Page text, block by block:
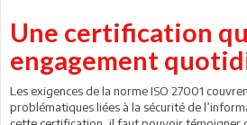
Une certification
engagement
Les exigences de la norme ISO 27001
problématiques liées à la sécurité de